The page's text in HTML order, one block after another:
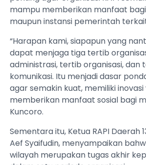
mampu memberikan manfaat
maupun instansi pemerintah
“Harapan kami, siapapun yang
dapat menjaga tiga tertib
administrasi, tertib organisasi, dan
komunikasi. Itu menjadi dasar
agar semakin kuat, memiliki
memberikan manfaat sosial bagi
Kuncoro.
Sementara itu, Ketua RAPI Daerah
Aef Syaifudin, menyampaikan
wilayah merupakan tugas akhir